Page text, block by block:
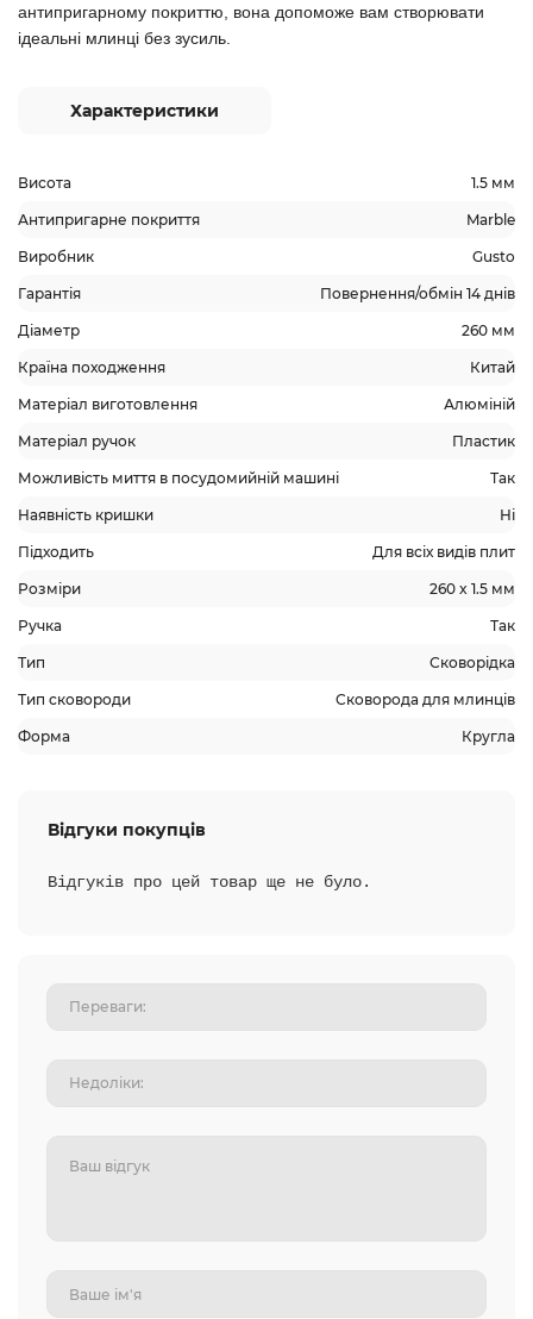
антипригарному покриттю, вона допоможе вам створювати
ідеальні млинці без зусиль.
Характеристики
Висота 1.5 мм
Антипригарне покриття Marble
Виробник Gusto
Гарантія Повернення/обмін 14 днів
Діаметр 260 мм
Країна походження Китай
Матеріал виготовлення Алюміній
Матеріал ручок Пластик
Можливість миття в посудомийній машині Так
Наявність кришки Ні
Підходить Для всіх видів плит
Розміри 260 x 1.5 мм
Ручка Так
Тип Сковорідка
Тип сковороди Сковорода для млинців
Форма Кругла
Відгуки покупців
Відгуків про цей товар ще не було.